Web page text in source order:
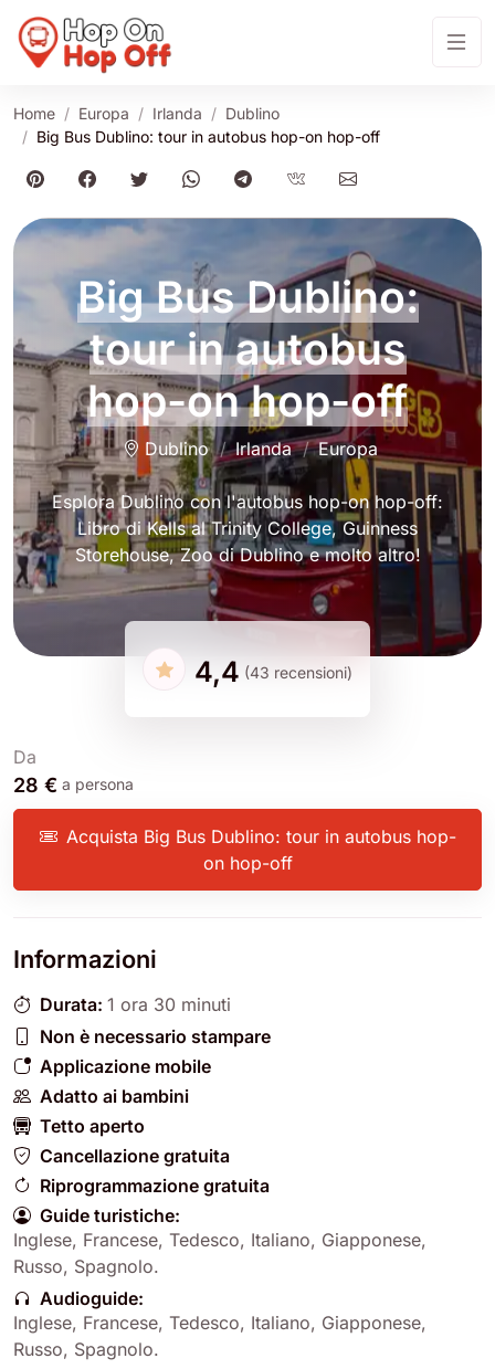
Home Europa Irlanda
Dublino
Big Bus Dublino: tour in autobus hop-on hop-off
Big Bus Dublino:
tour in autobus
hop-on hop-off
Dublino Irlanda Europa
Esplora Dublino con l'autobus hop-on hop-off:
Libro di Kells al Trinity College, Guinness
Storehouse, Zoo di Dublino e molto altro!
4,4 (43 recensioni)
Da
28 € a persona
Acquista Big Bus Dublino: tour in autobus hop-
on hop-off
Informazioni
Durata: 1 ora 30 minuti
Non è necessario stampare
Applicazione mobile
Adatto ai bambini
Tetto aperto
Cancellazione gratuita
Riprogrammazione gratuita
Guide turistiche:
Inglese, Francese, Tedesco, Italiano, Giapponese,
Russo, Spagnolo.
Audioguide:
Inglese, Francese, Tedesco, Italiano, Giapponese,
Russo, Spagnolo.